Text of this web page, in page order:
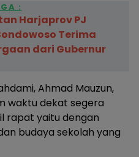
:
Harjaprov PJ
Terima
dari Gubernur
Ahmad Mauzun,
waktu dekat segera
rapat yaitu dengan
budaya sekolah yang